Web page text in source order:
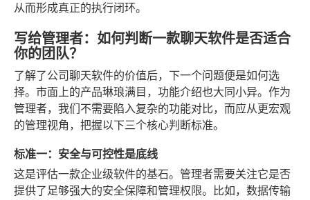
从而形成真正的执行闭环。
写给管理者：如何判断一款聊天软件是否适合
你的团队？
了解了公司聊天软件的价值后，下一个问题便是如何选
择。市面上的产品琳琅满目，功能介绍也大同小异。作为
管理者，我们不需要陷入复杂的功能对比，而应从更宏观
的管理视角，把握以下三个核心判断标准。
标准一：安全与可控性是底线
这是评估一款企业级软件的基石。管理者需要关注它是否
提供了足够强大的安全保障和管理权限。比如，数据传输